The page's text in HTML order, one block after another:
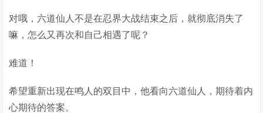
对哦，六道仙人不是在忍界大战结束之后，就彻底消失了
嘛，怎么又再次和自己相遇了呢？
难道！
希望重新出现在鸣人的双目中，他看向六道仙人，期待着内
心期待的答案。